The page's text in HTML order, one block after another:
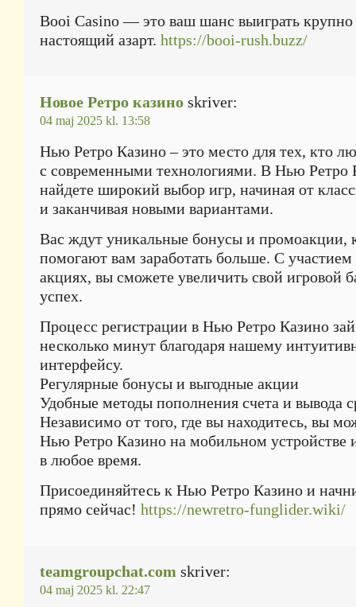
Booi Casino — это ваш шанс выиграть крупно
настоящий азарт. https://booi-rush.buzz/
Новое Ретро казино skriver:
04 maj 2025 kl. 13:58
Нью Ретро Казино – это место для тех, кто
с современными технологиями. В Нью Ретро
найдете широкий выбор игр, начиная от
и заканчивая новыми вариантами.
Вас ждут уникальные бонусы и промоакции,
помогают вам заработать больше. С
акциях, вы сможете увеличить свой игровой
успех.
Процесс регистрации в Нью Ретро Казино
несколько минут благодаря нашему
интерфейсу.
Регулярные бонусы и выгодные акции
Удобные методы пополнения счета и вывода
Независимо от того, где вы находитесь, вы
Нью Ретро Казино на мобильном устройстве
в любое время.
Присоединяйтесь к Нью Ретро Казино и
прямо сейчас! https://newretro-funglider.wiki/
teamgroupchat.com skriver:
04 maj 2025 kl. 22:47